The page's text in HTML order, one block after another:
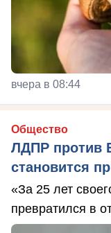
вчера в 08:44
Общество
ЛДПР против
становится
«За 25 лет
превратился в